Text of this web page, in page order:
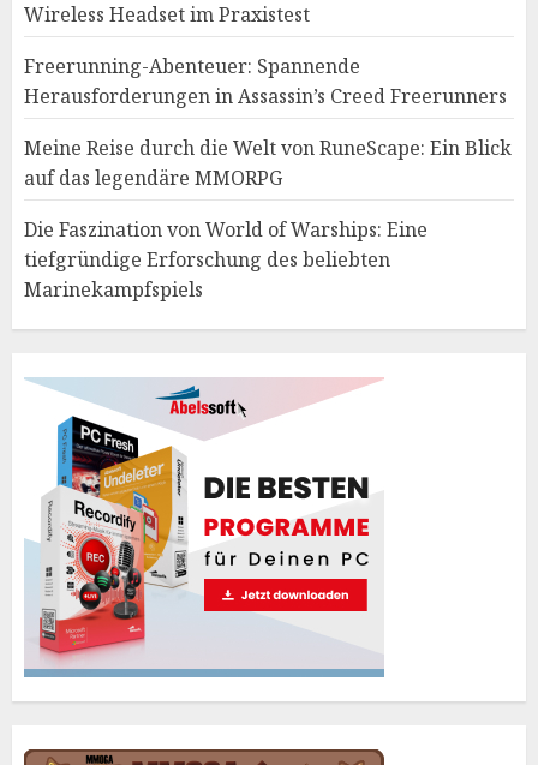
Wireless Headset im Praxistest
Freerunning-Abenteuer: Spannende
Herausforderungen in Assassin’s Creed Freerunners
Meine Reise durch die Welt von RuneScape: Ein Blick
auf das legendäre MMORPG
Die Faszination von World of Warships: Eine
tiefgründige Erforschung des beliebten
Marinekampfspiels